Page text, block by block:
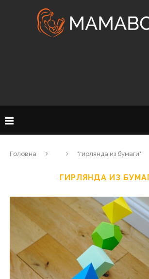
Головна "гирлянда из бумаги"
ГИРЛЯНДА ИЗ